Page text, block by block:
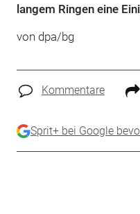
langem Ringen eine
von dpa/bg
Kommentare
Sprit+ bei Google